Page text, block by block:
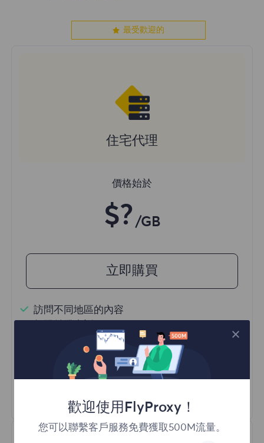
最受歡迎的
住宅代理
價格始於
$? /GB
立即購買
訪問不同地區的內容
一億+ 優質住宅代理
自動代理輪換
HTTP(S)/SOCKS5
瞭解更多
歡迎使用FlyProxy！
您可以聯繫客戶服務免費獲取500M流量。